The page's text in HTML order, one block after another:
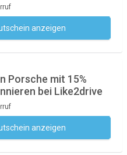
anzeigen
Porsche mit 15%
bei Like2drive
anzeigen